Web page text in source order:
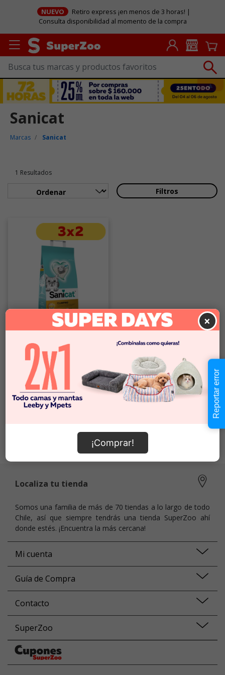
NUEVO
Retiro express ¡en menos de 3 horas! |
Consulta disponibilidad al momento de la compra
×
¡Comprar!
Sanicat
Marcas Sanicat
1 Resultados
Filtros
Sanicat
Arena para gatos Sanicat
clumping 12 KG
$16.990
Comprar
Localiza tu tienda
Somos una familia de más de 70 tiendas a lo largo de todo
Chile, así que siempre tendrás una tienda SuperZoo ahí
donde estés. ¡Encuentra la más cercana!
Mi cuenta
Guía de Compra
Contacto
SuperZoo
Reportar error